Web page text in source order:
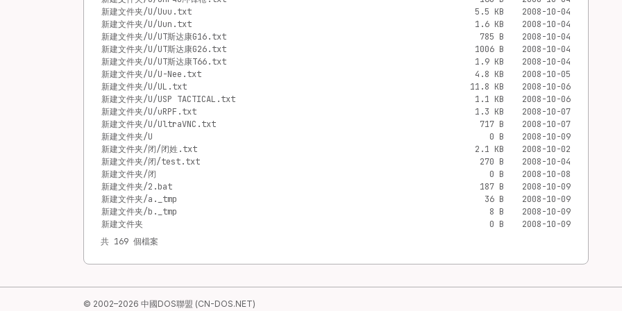
新建文件夹/U/Uuu.txt
5.5 KB
2008-10-04
新建文件夹/U/Uun.txt
1.6 KB
2008-10-04
新建文件夹/U/UT斯达康G16.txt
785 B
2008-10-04
新建文件夹/U/UT斯达康G26.txt
1006 B
2008-10-04
新建文件夹/U/UT斯达康T66.txt
1.9 KB
2008-10-04
新建文件夹/U/U-Nee.txt
4.8 KB
2008-10-05
新建文件夹/U/UL.txt
11.8 KB
2008-10-06
新建文件夹/U/USP TACTICAL.txt
1.1 KB
2008-10-06
新建文件夹/U/uRPF.txt
1.3 KB
2008-10-07
新建文件夹/U/UltraVNC.txt
717 B
2008-10-07
新建文件夹/U
0 B
2008-10-09
新建文件夹/闭/闭姓.txt
2.1 KB
2008-10-02
新建文件夹/闭/test.txt
270 B
2008-10-04
新建文件夹/闭
0 B
2008-10-08
新建文件夹/2.bat
187 B
2008-10-09
新建文件夹/a._tmp
36 B
2008-10-09
新建文件夹/b._tmp
8 B
2008-10-09
新建文件夹
0 B
2008-10-09
共 169 個檔案
© 2002–2026 中國DOS聯盟 (CN-DOS.NET)